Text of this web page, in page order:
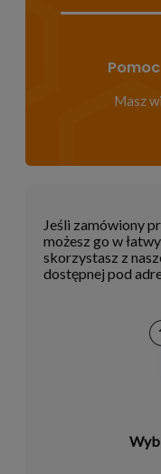
Masz
Jeśli zamówiony
możesz go w
skorzystasz z
dostępnej pod